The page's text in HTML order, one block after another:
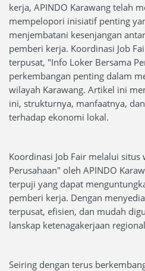
kerja, APINDO Karawang telah
mempelopori inisiatif penting
menjembatani kesenjangan
pemberi kerja. Koordinasi Job
terpusat, "Info Loker Bersama
perkembangan penting dalam
wilayah Karawang. Artikel ini
ini, strukturnya, manfaatnya,
terhadap ekonomi lokal.
Koordinasi Job Fair melalui
Perusahaan" oleh APINDO
terpuji yang dapat
pemberi kerja. Dengan
terpusat, efisien, dan mudah
lanskap ketenagakerjaan
Seiring dengan terus